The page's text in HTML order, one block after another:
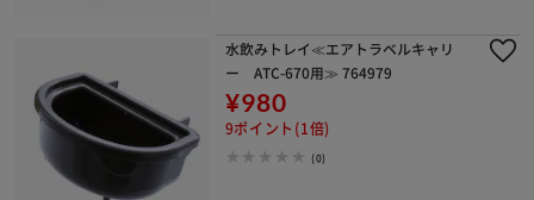
水飲みトレイ≪エアトラベルキャリ
ー ATC-670用≫ 764979
¥980
9ポイント(1倍)
(0)